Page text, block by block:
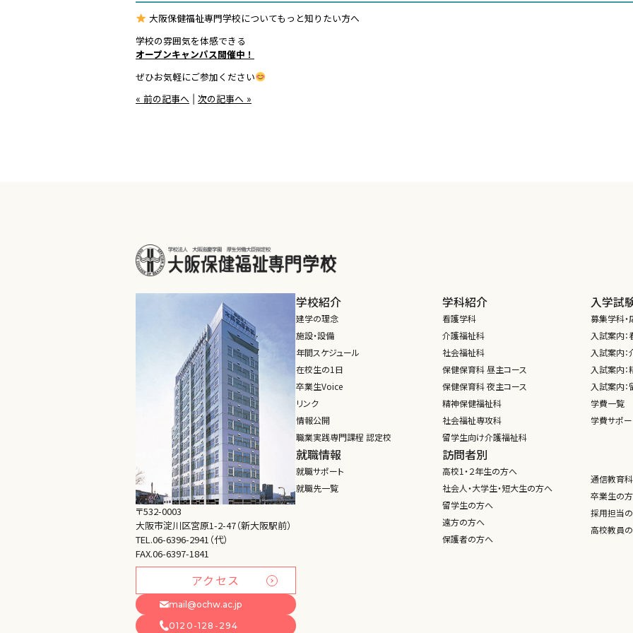
大阪保健福祉専門学校についてもっと知りたい方へ
学校の雰囲気を体感できる
オープンキャンパス開催中！
ぜひお気軽にご参加ください
« 前の記事へ 次の記事へ »
〒532-0003
大阪市淀川区宮原1-2-47（新大阪駅前）
TEL.06-6396-2941（代）
FAX.06-6397-1841
アクセス
mail@ochw.ac.jp
0120-128-294
学校紹介
建学の理念
施設・設備
年間スケジュール
在校生の1日
卒業生Voice
リンク
情報公開
職業実践専門課程 認定校
学科紹介
看護学科
介護福祉科
社会福祉科
保健保育科 昼主コース
保健保育科 夜主コース
精神保健福祉科
社会福祉専攻科
留学生向け介護福祉科
入学試
募集学科
入試案内
入試案内
入試案内
入試案内
学費一覧
学費サポー
就職情報
就職サポート
就職先一覧
訪問者別
高校1・２年生の方へ
社会人・大学生・短大生の方へ
留学生の方へ
遠方の方へ
保護者の方へ
通信教育
卒業生の
採用担当
高校教員